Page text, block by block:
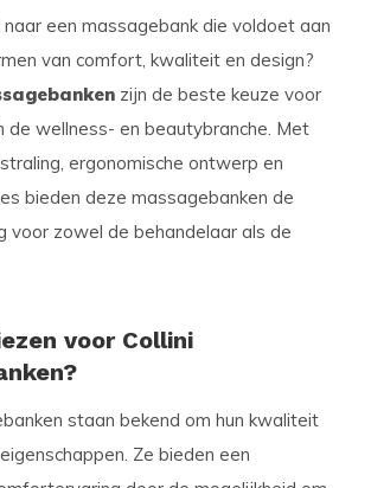
een massagebank die voldoet aan
van comfort, kwaliteit en design?
zijn de beste keuze voor
de wellness- en beautybranche. Met
ergonomische ontwerp en
bieden deze massagebanken de
voor zowel de behandelaar als de
voor Collini
staan bekend om hun kwaliteit
Ze bieden een